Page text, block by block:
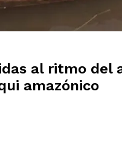
al ritmo
amazónico